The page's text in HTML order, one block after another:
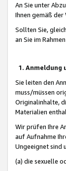
An Sie unter
Ihnen gemäß der
Sollten Sie,
an Sie im
1. Anmeldung
Sie leiten den
muss/müssen
Originalinhalte,
Materialien
Wir prüfen Ihre
auf Aufnahme
Ungeeignet sind
(a) die sexuelle